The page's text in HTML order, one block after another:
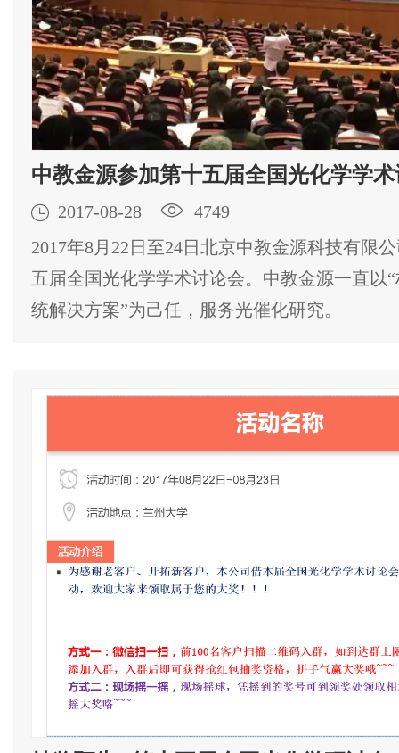
中教金源参加第十五届全国光化学学
 2017-08-28 
4749
2017年8月22日至24日北京中教金源科技有限
五届全国光化学学术讨论会。中教金源一直以
统解决方案”为己任，服务光催化研究。